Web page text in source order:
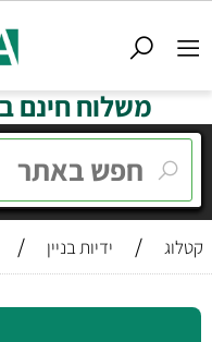
משלוח חינם
קטלוג / ידיות בניין /